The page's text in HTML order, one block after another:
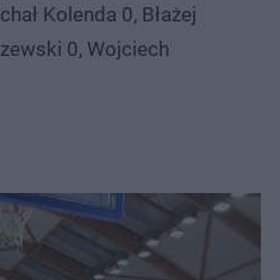
Kolenda 0, Błażej
0, Wojciech